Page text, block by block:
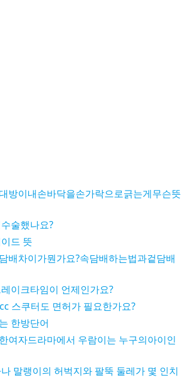
방이내손바닥을손가락으로긁는게무슨뜻
술했나요?
드 뜻
배차이가뭔가요?속담배하는법과겉담배
이크타임이 언제인가요?
스쿠터도 면허가 필요한가요?
한방단어
여자드라마에서 우람이는 누구의아이인
말랭이의 허벅지와 팔뚝 둘레가 몇 인치